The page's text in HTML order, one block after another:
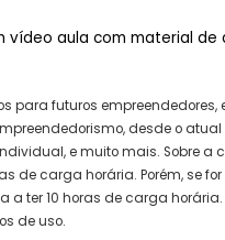
vídeo aula com material de
para futuros empreendedores,
desde o atual
e muito mais. Sobre a
de carga horária. Porém, se
a ter 10 horas de carga
de uso.